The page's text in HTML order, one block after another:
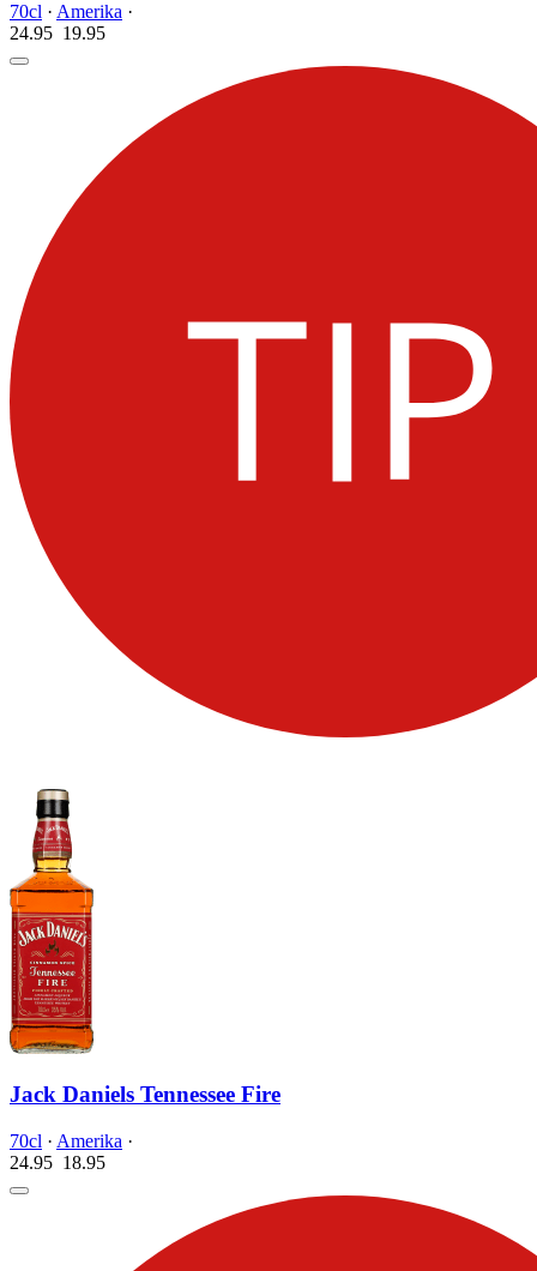
70cl · Amerika ·
24.95 19.95
Jack Daniels Tennessee Fire
70cl · Amerika ·
24.95 18.95